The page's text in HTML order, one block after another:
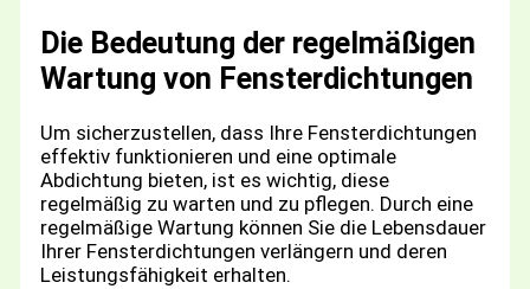
Die Bedeutung der regelmäßigen
Wartung von Fensterdichtungen
Um sicherzustellen, dass Ihre Fensterdichtungen
effektiv funktionieren und eine optimale
Abdichtung bieten, ist es wichtig, diese
regelmäßig zu warten und zu pflegen. Durch eine
regelmäßige Wartung können Sie die Lebensdauer
Ihrer Fensterdichtungen verlängern und deren
Leistungsfähigkeit erhalten.